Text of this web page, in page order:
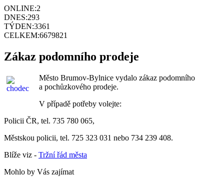
ONLINE:2
DNES:293
TÝDEN:3361
CELKEM:6679821
Zákaz podomního prodeje
Město Brumov-Bylnice vydalo zákaz podomního
a pochůzkového prodeje.
V případě potřeby volejte:
Policii ČR, tel. 735 780 065,
Městskou policii, tel. 725 323 031 nebo 734 239 408.
Blíže viz - Tržní řád města
Mohlo by Vás zajímat